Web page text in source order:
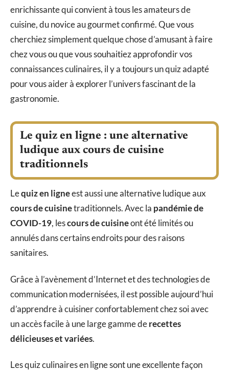
enrichissante qui convient à tous les amateurs de
cuisine, du novice au gourmet confirmé. Que vous
cherchiez simplement quelque chose d’amusant à faire
chez vous ou que vous souhaitiez approfondir vos
connaissances culinaires, il y a toujours un quiz adapté
pour vous aider à explorer l’univers fascinant de la
gastronomie.
Le quiz en ligne : une alternative
ludique aux cours de cuisine
traditionnels
Lequiz en ligneest aussi une alternative ludique aux
cours de cuisinetraditionnels. Avec la pandémie de
COVID-19, lescours de cuisineont été limités ou
annulés dans certains endroits pour des raisons
sanitaires.
Grâce à l’avènement d’Internet et des technologies de
communication modernisées, il est possible aujourd’hui
d’apprendre à cuisiner confortablement chez soi avec
un accès facile à une large gamme derecettes
délicieuses et variées.
Les quiz culinaires en ligne sont une excellente façon